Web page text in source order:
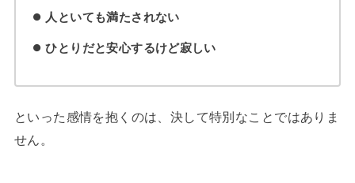
人といても満たされない
ひとりだと安心するけど寂しい
といった感情を抱くのは、決して特別なことではありま
せん。